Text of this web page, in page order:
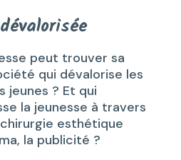
peut trouver sa
qui dévalorise les
jeunes ? Et qui
la jeunesse à travers
esthétique
la publicité ?